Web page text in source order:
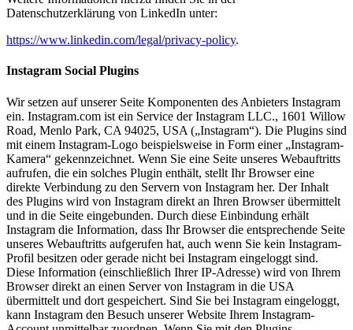
Datenschutzerklärung von LinkedIn unter:
https://www.linkedin.com/legal/privacy-policy.
Instagram Social Plugins
Wir setzen auf unserer Seite Komponenten des Anbieters Instagram
ein. Instagram.com ist ein Service der Instagram LLC., 1601 Willow
Road, Menlo Park, CA 94025, USA („Instagram“). Die Plugins sind
mit einem Instagram-Logo beispielsweise in Form einer „Instagram-
Kamera“ gekennzeichnet. Wenn Sie eine Seite unseres Webauftritts
aufrufen, die ein solches Plugin enthält, stellt Ihr Browser eine
direkte Verbindung zu den Servern von Instagram her. Der Inhalt
des Plugins wird von Instagram direkt an Ihren Browser übermittelt
und in die Seite eingebunden. Durch diese Einbindung erhält
Instagram die Information, dass Ihr Browser die entsprechende Seite
unseres Webauftritts aufgerufen hat, auch wenn Sie kein Instagram-
Profil besitzen oder gerade nicht bei Instagram eingeloggt sind.
Diese Information (einschließlich Ihrer IP-Adresse) wird von Ihrem
Browser direkt an einen Server von Instagram in die USA
übermittelt und dort gespeichert. Sind Sie bei Instagram eingeloggt,
kann Instagram den Besuch unserer Website Ihrem Instagram-